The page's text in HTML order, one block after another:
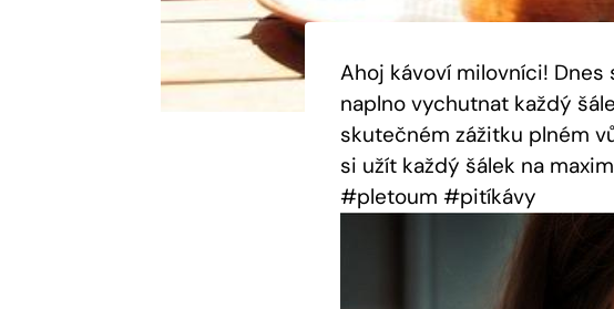
Ahoj kávoví milovníci!
naplno vychutnat každý
skutečném zážitku plném
si užít každý šálek na
#pletoum #pitíkávy